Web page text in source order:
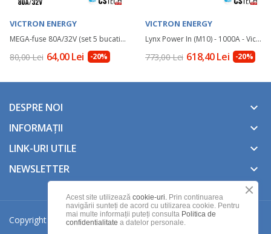
VICTRON ENERGY
MEGA-fuse 80A/32V (set 5 bucati) - Victron Energy
80,00 Lei 64,00 Lei -20%
VICTRON ENERGY
Lynx Power In (M10) - 1000A - Victron Energy
773,00 Lei 618,40 Lei -20%
DESPRE NOI keyboard_arrow_down
INFORMAȚII keyboard_arrow_down
LINK-URI UTILE keyboard_arrow_down
NEWSLETTER keyboard_arrow_down
Copyright © Toate drepturile rezervateCSTech.
Acest site utilizează cookie-uri. Prin continuarea
navigării sunteți de acord cu utilizarea cookie. Pentru
mai multe informații puteți consulta Politica de
confidentialitate a datelor personale.